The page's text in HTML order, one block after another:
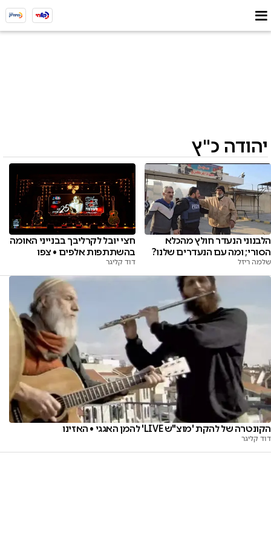
יהודה כ"ץ
הלבנוני הנעדר חולץ מהכלא
הסורי; ומה עם הנעדרים שלנו?
שלמה ריזל
חצי יובל לקרליבך בבנייני האומה
בהשתתפות אלפים • צפו
דוד קליגר
הקונטרה של להקת 'מוצ"ש LIVE' להמן האגגי • האזינו
דוד קליגר